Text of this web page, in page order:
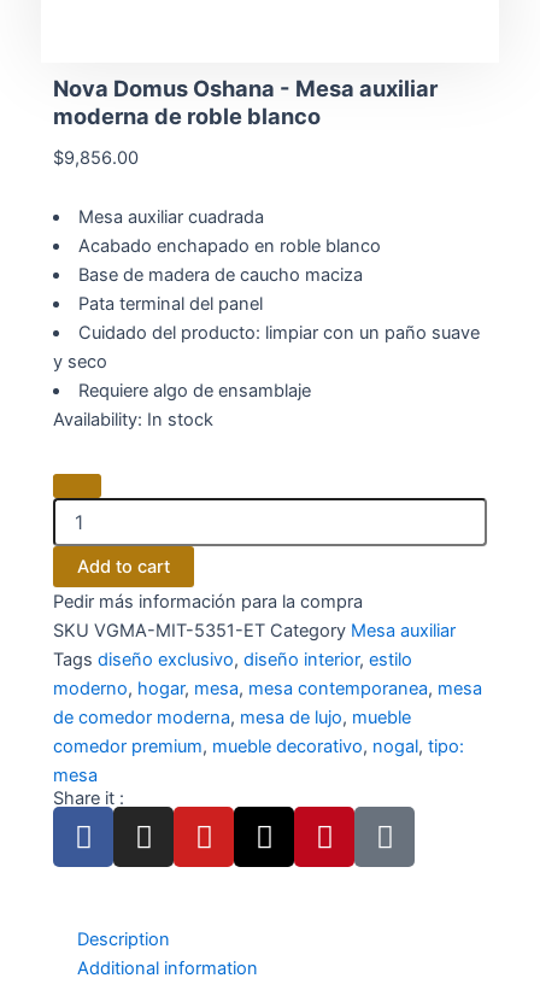
Nova Domus Oshana - Mesa auxiliar
moderna de roble blanco
$9,856.00
Mesa auxiliar cuadrada
Acabado enchapado en roble blanco
Base de madera de caucho maciza
Pata terminal del panel
Cuidado del producto: limpiar con un paño suave
y seco
Requiere algo de ensamblaje
Availability: In stock
Nova
Mesa
auxiliar
moderna
de
roble
blanco
quantity
Add to cart
Pedir más información para la compra
SKU VGMA-MIT-5351-ET Category Mesa auxiliar
Tags diseño exclusivo, diseño interior, estilo
moderno, hogar, mesa, mesa contemporanea, mesa
de comedor moderna, mesa de lujo, mueble
comedor premium, mueble decorativo, nogal, tipo:
mesa
Share it :
F
a
b
o
I
n
a
g
Y
o
b
X
-
P
i
T
i
Description
Additional information